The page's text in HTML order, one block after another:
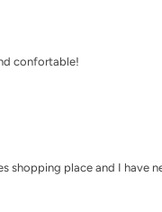
confortable!
shopping place and I have